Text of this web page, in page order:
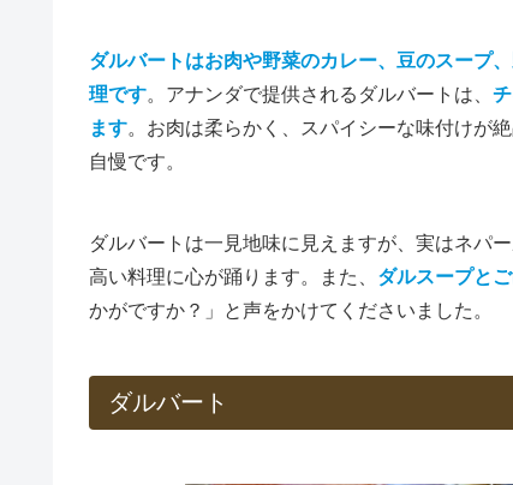
ダルバートはお肉や野菜のカレー、豆のスープ
理です。アナンダで提供されるダルバートは、
ます。お肉は柔らかく、スパイシーな味付けが
自慢です。
ダルバートは一見地味に見えますが、実はネパ
高い料理に心が踊ります。また、 ダルスープと
かがですか？」と声をかけてくださいました。
ダルバート